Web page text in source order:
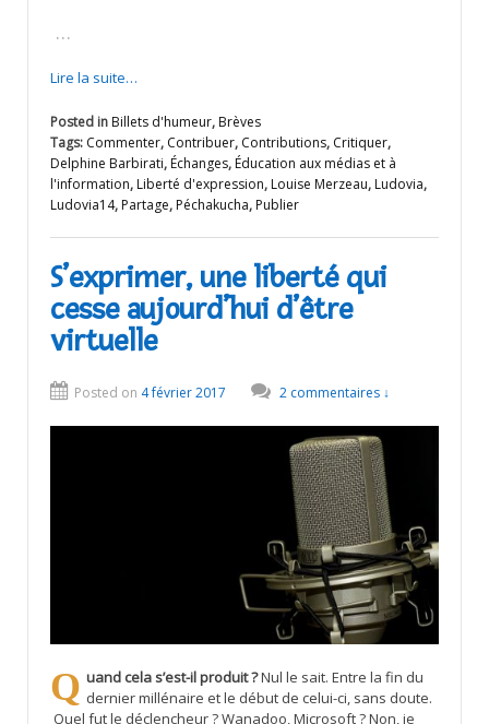
…
Lire la suite…
Posted in Billets d'humeur, Brèves
Tags: Commenter, Contribuer, Contributions, Critiquer,
Delphine Barbirati, Échanges, Éducation aux médias et à
l'information, Liberté d'expression, Louise Merzeau, Ludovia,
Ludovia14, Partage, Péchakucha, Publier
S’exprimer, une liberté qui
cesse aujourd’hui d’être
virtuelle
Posted on 4 février 2017 2 commentaires ↓
Quand cela s’est-il produit ?Nul le sait. Entre la fin du
dernier millénaire et le début de celui-ci, sans doute.
Quel fut le déclencheur ? Wanadoo, Microsoft ? Non, je